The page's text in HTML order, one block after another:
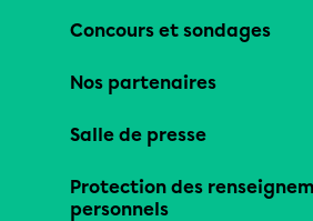
Concours et sondages
Nos partenaires
Salle de presse
Protection des
personnels